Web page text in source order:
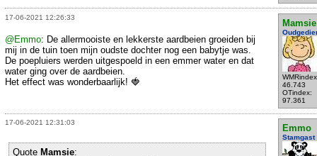
17-06-2021 12:26:33
Mamsie
46.743
OTindex:
97.361
@Emmo: De allermooiste en lekkerste aardbeien groeiden bij
mij in de tuin toen mijn oudste dochter nog een babytje was.
De poepluiers werden uitgespoeld in een emmer water en dat
water ging over de aardbeien.
Het effect was wonderbaarlijk! 🍓
17-06-2021 12:31:03
Emmo
Stamgast
Quote Mamsie: